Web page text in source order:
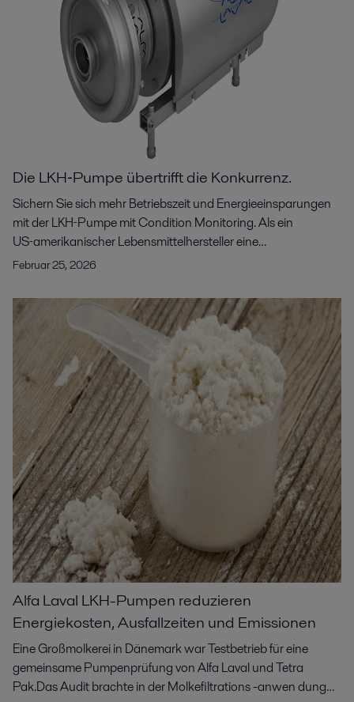
Die LKH‑Pumpe übertrifft die Konkurrenz.
Sichern Sie sich mehr Betriebszeit und Energieeinsparungen
mit der LKH‑Pumpe mit Condition Monitoring. Als ein
US‑amerikanischer Lebensmittelhersteller eine
Pumpenlösung für die anspruchsvollen Anforderungen eines
suchte, wandte er sich an Alfa Laval. Die Alfa Laval
LKH‑Kreiselpumpen erwiesen sich aufgrund ihrer kompakten
Bauweise, hohen Betriebseffizienz, höheren Durchfluss- und
Druckleistung sowie ihrer Condition‑Monitoring‑Funktionen
als die eindeutig beste Wahl.
Februar 25, 2026
Alfa Laval LKH-Pumpen reduzieren
Energiekosten, Ausfallzeiten und Emissionen
Eine Großmolkerei in Dänemark war Testbetrieb für eine
gemeinsame Pumpenprüfung von Alfa Laval und Tetra
Pak.Das Audit brachte in der Molkefiltrations -anwen dung